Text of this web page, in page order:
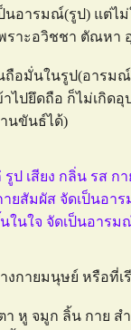
นอารมณ์(รูป) แต่ไ
ราะอวิชชา ตัณหา
ถือมั่นในรูป(อารม
าไปยึดถือ ก็ไม่เกิ
นขันธ์ได้)
ป เสียง กลิ่น รส
ายสัมผัส จัดเป็นอา
ในใจ จัดเป็นอารม
งกายมนุษย์ หรือที่เ
หู จมูก ลิ้น กาย ส